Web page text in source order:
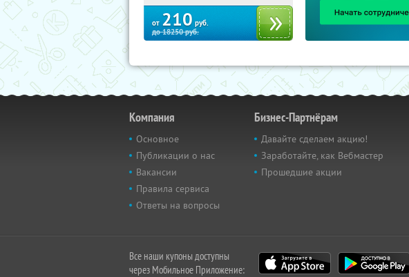
от 210 руб.
до18250руб.
Компания
Основное
Публикации о нас
Вакансии
Правила сервиса
Ответы на вопросы
Бизнес-Партнёрам
Давайте сделаем акцию!
Заработайте, как Вебмастер
Прошедшие акции
Все наши купоны доступны
через Мобильное Приложение: